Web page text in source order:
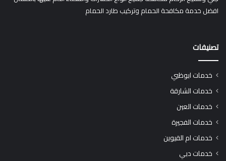
افضل خدمة مكافحة الحمام وتركيب طارد الحمام
تصنيفات
خدمات ابوظبي
خدمات الشارقة
خدمات العين
خدمات الفجيرة
خدمات ام القيوين
خدمات دبي